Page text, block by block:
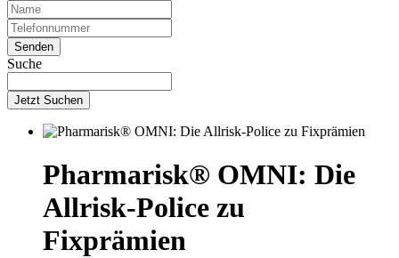
Suche
Jetzt Suchen
Pharmarisk® OMNI: Die
Allrisk-Police zu
Fixprämien